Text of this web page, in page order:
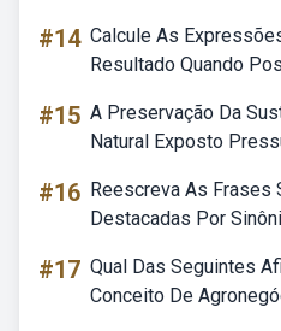
#14 Calcule As
Resultado Quando
#15 A Preservação Da
Natural Exposto
#16 Reescreva As Frases
Destacadas Por
#17 Qual Das Seguintes
Conceito De